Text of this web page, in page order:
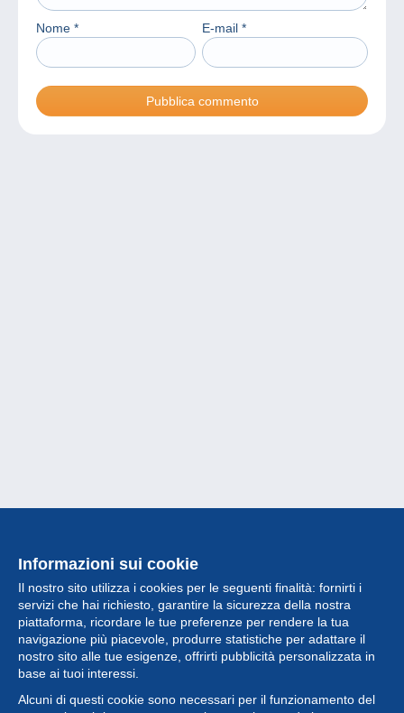
Nome * E-mail *
Informazioni sui cookie
Il nostro sito utilizza i cookies per le seguenti finalità: fornirti i
servizi che hai richiesto, garantire la sicurezza della nostra
piattaforma, ricordare le tue preferenze per rendere la tua
navigazione più piacevole, produrre statistiche per adattare il
nostro sito alle tue esigenze, offrirti pubblicità personalizzata in
base ai tuoi interessi.
Alcuni di questi cookie sono necessari per il funzionamento del
Collezione
Novità